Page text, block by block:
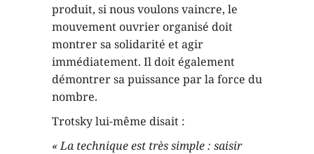
produit, si nous voulons vaincre, le
mouvement ouvrier organisé doit
montrer sa solidarité et agir
immédiatement. Il doit également
démontrer sa puissance par la force du
nombre.
Trotsky lui-même disait :
« La technique est très simple : saisir